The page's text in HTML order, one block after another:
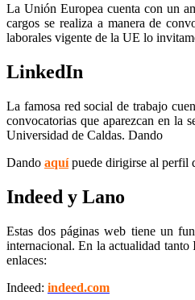
La Unión Europea cuenta con un
cargos se realiza a manera de
laborales vigente de la UE lo
LinkedIn
La famosa red social de trabajo
convocatorias que aparezcan en la
Universidad de Caldas. Dando
Dando aquípuede dirigirse al perfil
Indeed y Lano
Estas dos páginas web tiene un
internacional. En la actualidad tanto
enlaces:
Indeed: indeed.com